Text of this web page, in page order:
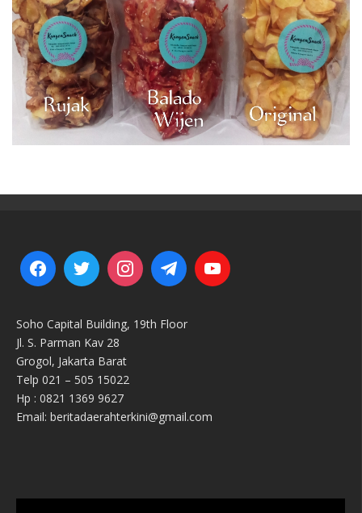
Soho Capital Building, 19th Floor
Jl. S. Parman Kav 28
Grogol, Jakarta Barat
Telp 021 – 505 15022
Hp : 0821 1369 9627
Email: beritadaerahterkini@gmail.com